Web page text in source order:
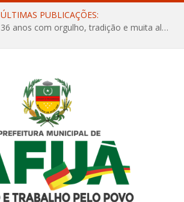
ÚLTIMAS PUBLICAÇÕES:
Afuá comemora 136 anos com orgulho, tradição e muita alegria na Quadra Dr. Nelson Salomão